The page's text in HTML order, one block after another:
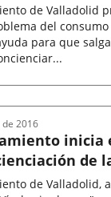
de Valladolid
del
para que
inicia
de
de Valladolid,
2016